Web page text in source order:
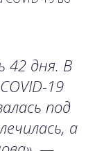
42 дня. В
19
под
а